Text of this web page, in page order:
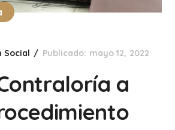
Social Publicado: mayo 12, 2022
a